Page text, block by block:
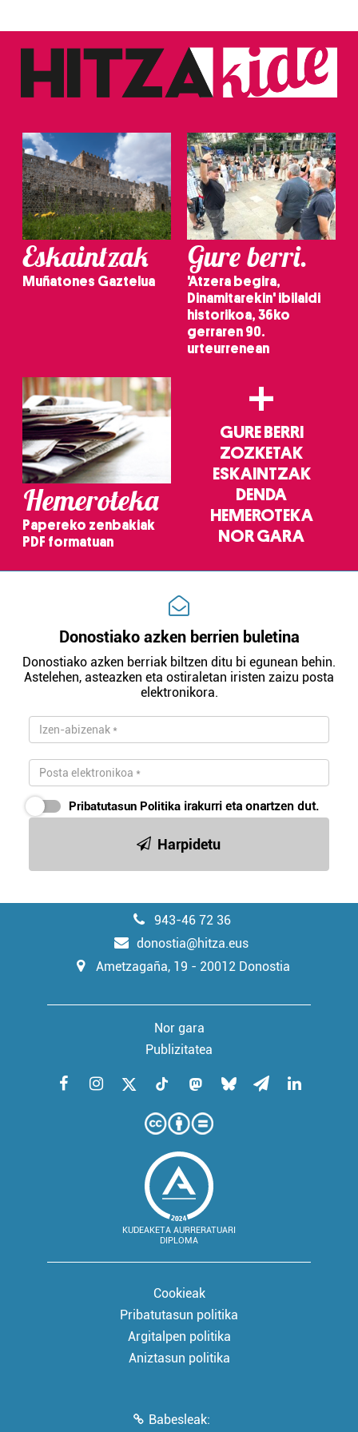
fitxategiak erabiltzen ditu. Zure esperientzia eta
zerbitzuak hobetzeko asmoz, cookie teknologiaz
baliatzen gara. Ohar hau onartuz gero, teknologia hori
erabiltzeko baimen esplizitua ematen diguzu. Gehiago
Eskaintzak
Muñatones Gaztelua
Gure berri.
'Atzera begira,
Dinamitarekin' ibilaldi
historikoa, 36ko
gerraren 90.
urteurrenean
Hemeroteka
Papereko zenbakiak
PDF formatuan
+
GURE BERRI
ZOZKETAK
ESKAINTZAK
DENDA
HEMEROTEKA
NOR GARA
Donostiako azken berrien buletina
Donostiako azken berriak biltzen ditu bi egunean behin.
Astelehen, asteazken eta ostiraletan iristen zaizu posta
elektronikora.
Pribatutasun Politika irakurri eta onartzen dut.
Harpidetu
943-46 72 36
donostia@hitza.eus
Ametzagaña, 19 - 20012 Donostia
Nor gara
Publizitatea
KUDEAKETA AURRERATUARI
DIPLOMA
Cookieak
Pribatutasun politika
Argitalpen politika
Aniztasun politika
Babesleak: